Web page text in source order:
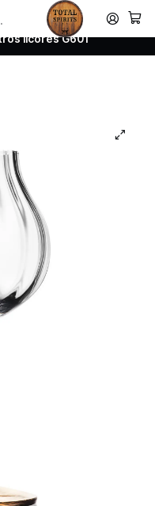
Despachamos a todo Chile.
licores G601